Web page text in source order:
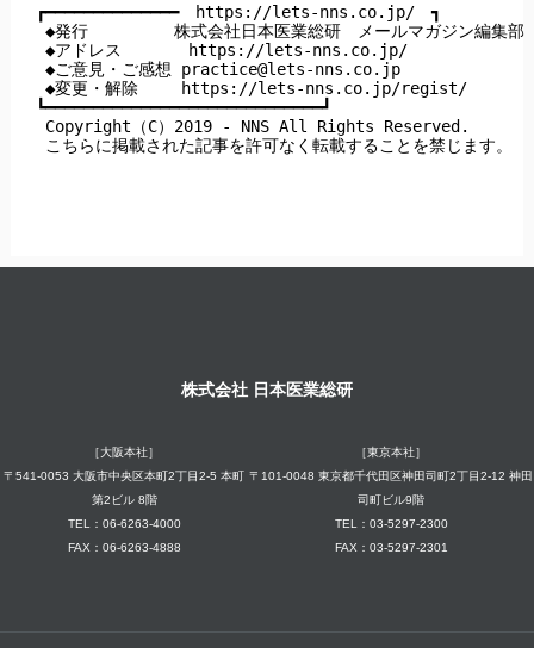
┏━━━━━━━━━━━━━━　https://lets-nns.co.jp/　┓
◆発行  　　　　株式会社日本医業総研　メールマガジン編集部
◆アドレス       https://lets-nns.co.jp/
◆ご意見・ご感想 practice@lets-nns.co.jp
◆変更・解除　　 https://lets-nns.co.jp/regist/
┗━━━━━━━━━━━━━━━━━━━━━━━━━━━━━┛
Copyright（C）2019 - NNS All Rights Reserved.
こちらに掲載された記事を許可なく転載することを禁じます。
株式会社 日本医業総研
［大阪本社］
〒541-0053 大阪市中央区本町2丁目2-5 本町
第2ビル 8階
TEL：06-6263-4000
FAX：06-6263-4888
［東京本社］
〒101-0048 東京都千代田区神田司町2丁目2-12 神田
司町ビル9階
TEL：03-5297-2300
FAX：03-5297-2301